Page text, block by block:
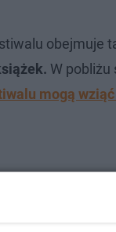
obejmuje
W pobliżu
mogą wziąć